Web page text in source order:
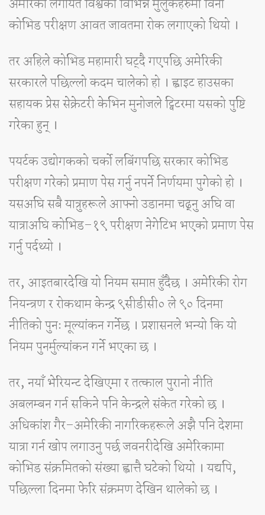
अमेरिका लगायत विश्वका विभिन्न मुलुकहरुमा विना
कोभिड परीक्षण आवत जावतमा रोक लगाएको थियो ।
तर अहिले कोभिड महामारी घट्दै गएपछि अमेरिकी
सरकारले पछिल्लो कदम चालेको हो । ह्वाइट हाउसका
सहायक प्रेस सेक्रेटरी केभिन मुनोजले ट्विटरमा यसको पुष्टि
गरेका हुन् ।
पयर्टक उद्योगकको चर्को लबिंगपछि सरकार कोभिड
परीक्षण गरेको प्रमाण पेस गर्नु नपर्ने निर्णयमा पुगेको हो ।
यसअघि सबै यात्रुहरूले आफ्नो उडानमा चढ्नु अघि वा
यात्राअघि कोभिड–१९ परीक्षण नेगेटिभ भएको प्रमाण पेस
गर्नु पर्दथ्यो ।
तर, आइतबारदेखि यो नियम समाप्त हुँदैछ । अमेरिकी रोग
नियन्त्रण र रोकथाम केन्द्र ९सीडीसी० ले ९० दिनमा
नीतिको पुनः मूल्यांकन गर्नेछ । प्रशासनले भन्यो कि यो
नियम पुनर्मुल्यांकन गर्ने भएका छ ।
तर, नयाँ भेरियन्ट देखिएमा र तत्काल पुरानो नीति
अबलम्बन गर्न सकिने पनि केन्द्रले संकेत गरेको छ ।
अधिकांश गैर–अमेरिकी नागरिकहरूले अझै पनि देशमा
यात्रा गर्न खोप लगाउनु पर्छ जवनरीदेखि अमेरिकामा
कोभिड संक्रमितको संख्या ह्वात्तै घटेको थियो । यद्यपि,
पछिल्ला दिनमा फेरि संक्रमण देखिन थालेको छ ।